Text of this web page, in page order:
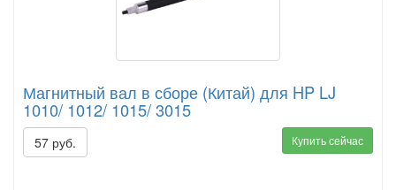
Магнитный вал в сборе (Китай) для HP LJ
1010/ 1012/ 1015/ 3015
57 руб. Купить сейчас